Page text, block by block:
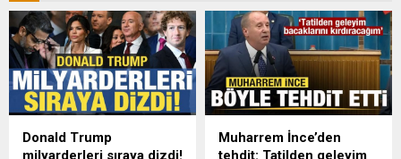
Donald Trump
milyarderleri sıraya dizdi!
Muharrem İnce’den
tehdit: Tatilden geleyim